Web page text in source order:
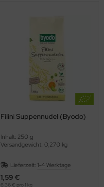
Filini Suppennudel (Byodo)
Inhalt: 250 g
Versandgewicht: 0,270 kg
Lieferzeit: 1-4 Werktage
1,59 €
6,36 € pro 1 kg